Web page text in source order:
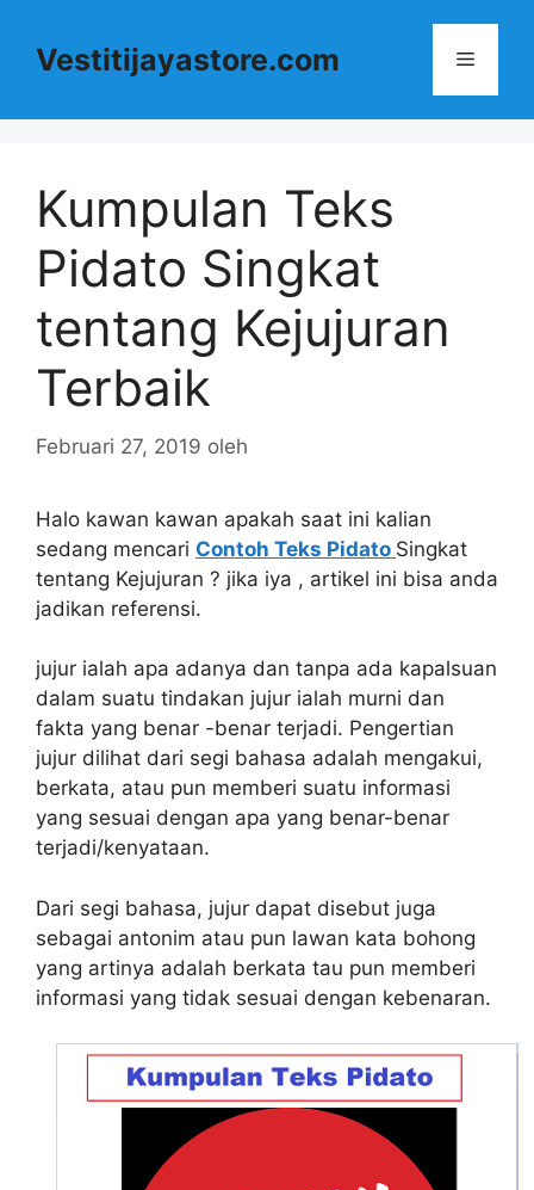
Vestitijayastore.com Menu
Kumpulan Teks
Pidato Singkat
tentang Kejujuran
Terbaik
Februari 27, 2019 oleh
Halo kawan kawan apakah saat ini kalian
sedang mencari Contoh Teks Pidato Singkat
tentang Kejujuran ? jika iya , artikel ini bisa anda
jadikan referensi.
jujur ialah apa adanya dan tanpa ada kapalsuan
dalam suatu tindakan jujur ialah murni dan
fakta yang benar -benar terjadi. Pengertian
jujur dilihat dari segi bahasa adalah mengakui,
berkata, atau pun memberi suatu informasi
yang sesuai dengan apa yang benar-benar
terjadi/kenyataan.
Dari segi bahasa, jujur dapat disebut juga
sebagai antonim atau pun lawan kata bohong
yang artinya adalah berkata tau pun memberi
informasi yang tidak sesuai dengan kebenaran.